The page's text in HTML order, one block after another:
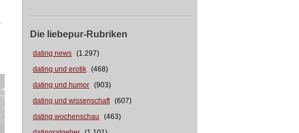
Die liebepur-Rubriken
dating news (1.297)
dating und erotik (468)
dating und humor (903)
dating und wissenschaft (607)
dating wochenschau
(463)